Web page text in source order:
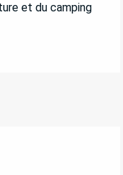
et du camping